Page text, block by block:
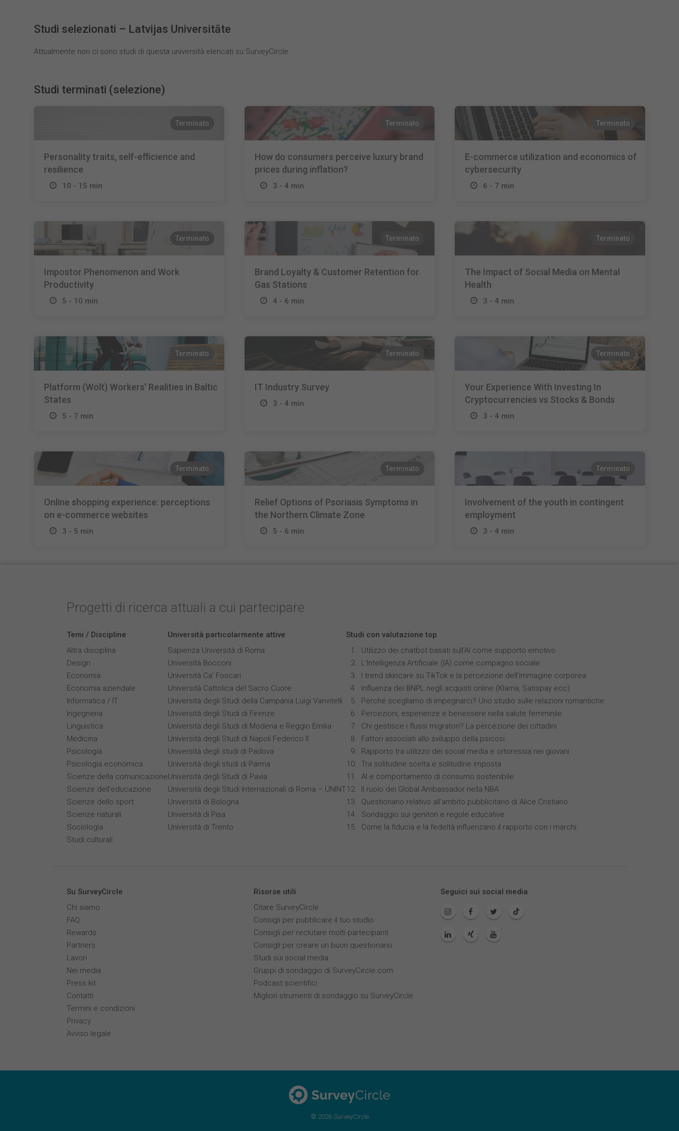
Studi selezionati – Latvijas Universitāte
Attualmente non ci sono studi di questa università elencati su SurveyCircle.
Studi terminati (selezione)
Terminato
Personality traits, self-efficience and
resilience
10 - 15 min
Terminato
How do consumers perceive luxury brand
prices during inflation?
3 - 4 min
Terminato
E-commerce utilization and economics of
cybersecurity
6 - 7 min
Terminato
Impostor Phenomenon and Work
Productivity
5 - 10 min
Terminato
Brand Loyalty & Customer Retention for
Gas Stations
4 - 6 min
Terminato
The Impact of Social Media on Mental
Health
3 - 4 min
Terminato
Platform (Wolt) Workers' Realities in Baltic
States
5 - 7 min
Terminato
IT Industry Survey
3 - 4 min
Terminato
Your Experience With Investing In
Cryptocurrencies vs Stocks & Bonds
3 - 4 min
Terminato
Online shopping experience: perceptions
on e-commerce websites
3 - 5 min
Terminato
Relief Options of Psoriasis Symptoms in
the Northern Climate Zone
5 - 6 min
Terminato
Involvement of the youth in contingent
employment
3 - 4 min
Progetti di ricerca attuali a cui partecipare
Temi / Discipline
Altra disciplina
Design
Economia
Economia aziendale
Informatica / IT
Ingegneria
Linguistica
Medicina
Psicologia
Psicologia economica
Scienze della comunicazione
Scienze dell’educazione
Scienze dello sport
Scienze naturali
Sociologia
Studi culturali
Università particolarmente attive
Sapienza Università di Roma
Università Bocconi
Università Ca’ Foscari
Università Cattolica del Sacro Cuore
Università degli Studi della Campania Luigi Vanvitelli
Università degli Studi di Firenze
Università degli Studi di Modena e Reggio Emilia
Università degli Studi di Napoli Federico II
Università degli studi di Padova
Università degli studi di Parma
Università degli Studi di Pavia
Università degli Studi Internazionali di Roma – UNINT
Università di Bologna
Università di Pisa
Università di Trento
Studi con valutazione top
Utilizzo dei chatbot basati sull'AI come supporto emotivo
L'Intelligenza Artificiale (IA) come compagno sociale
I trend skincare su TikTok e la percezione dell'immagine corporea
Influenza dei BNPL negli acquisti online (Klarna, Satispay ecc)
Perché scegliamo di impegnarci? Uno studio sulle relazioni romantiche
Percezioni, esperienze e benessere nella salute femminile
Chi gestisce i flussi migratori? La percezione dei cittadini
Fattori associati allo sviluppo della psicosi
Rapporto tra utilizzo dei social media e ortoressia nei giovani
Tra solitudine scelta e solitudine imposta
AI e comportamento di consumo sostenibile
Il ruolo dei Global Ambassador nella NBA
Questionario relativo all'ambito pubblicitario di Alice Cristiano
Sondaggio sui genitori e regole educative
Come la fiducia e la fedeltà influenzano il rapporto con i marchi
Su SurveyCircle
Chi siamo
FAQ
Rewards
Partners
Lavori
Nei media
Press kit
Contatti
Termini e condizioni
Privacy
Avviso legale
Risorse utili
Citare SurveyCircle
Consigli per pubblicare il tuo studio
Consigli per reclutare molti partecipanti
Consigli per creare un buon questionario
Studi sui social media
Gruppi di sondaggio di SurveyCircle.com
Podcast scientifici
Migliori strumenti di sondaggio su SurveyCircle
Seguici sui social media
© 2026 SurveyCircle